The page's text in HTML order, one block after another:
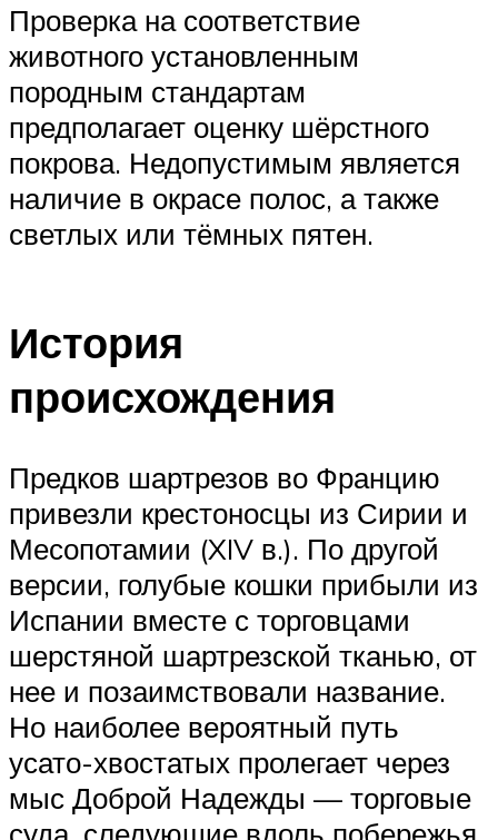
Проверка на соответствие
животного установленным
породным стандартам
предполагает оценку шёрстного
покрова. Недопустимым является
наличие в окрасе полос, а также
светлых или тёмных пятен.
История
происхождения
Предков шартрезов во Францию
привезли крестоносцы из Сирии и
Месопотамии (XIV в.). По другой
версии, голубые кошки прибыли из
Испании вместе с торговцами
шерстяной шартрезской тканью, от
нее и позаимствовали название.
Но наиболее вероятный путь
усато-хвостатых пролегает через
мыс Доброй Надежды — торговые